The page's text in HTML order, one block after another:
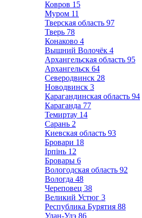
Ковров 15
Муром 11
Тверская область 97
Тверь 78
Конаково 4
Вышний Волочёк 4
Архангельская область 95
Архангельск 64
Северодвинск 28
Новодвинск 3
Карагандинская область 94
Караганда 77
Темиртау 14
Сарань 2
Киевская область 93
Бровари 18
Ірпінь 12
Бровары 6
Вологодская область 92
Вологда 48
Череповец 38
Великий Устюг 3
Республика Бурятия 88
Улан-Удэ 86